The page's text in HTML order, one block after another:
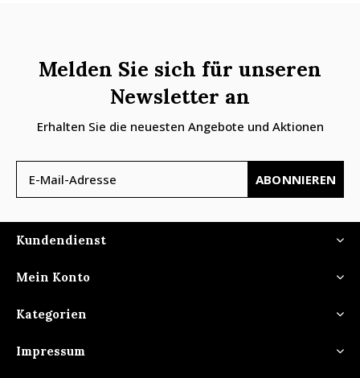
Melden Sie sich für unseren
Newsletter an
Erhalten Sie die neuesten Angebote und Aktionen
ABONNIEREN
Kundendienst
Mein Konto
Kategorien
Impressum